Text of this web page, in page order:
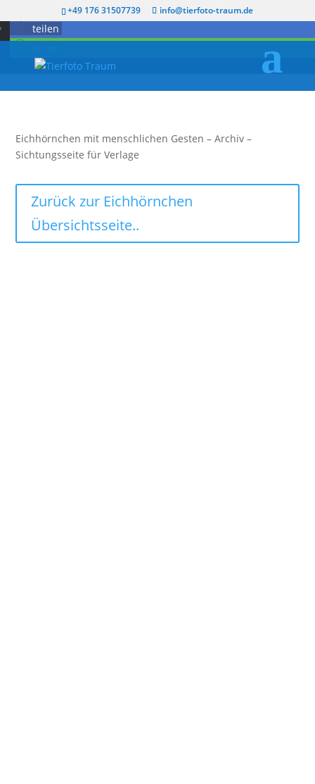
+49 176 31507739 info@tierfoto-traum.de
teilen
Eichhörnchen mit menschlichen Gesten – Archiv –
Sichtungsseite für Verlage
Zurück zur Eichhörnchen
Übersichtsseite..